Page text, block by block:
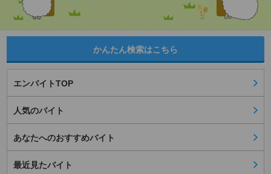
かんたん検索はこちら
エンバイトTOP
人気のバイト
あなたへのおすすめバイト
最近見たバイト